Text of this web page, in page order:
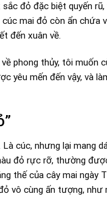
đỏ đặc biệt quyến
mai đỏ còn ẩn chứa
đến xuân về.
phong thủy, tôi muốn
yêu mến đến vậy, và
cúc, nhưng lại mang
đỏ rực rỡ, thường
thế của cây mai ngày
vô cùng ấn tượng,